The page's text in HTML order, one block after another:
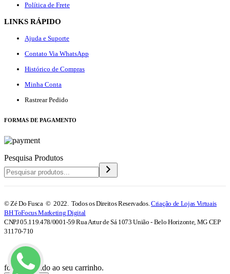
Política de Frete
LINKS RÁPIDO
Ajuda e Suporte
Contato Via WhatsApp
Histórico de Compras
Minha Conta
Rastrear Pedido
FORMAS DE PAGAMENTO
Pesquisa Produtos
© Zé Do Fusca © 2022. Todos os Direitos Reservados.Criação de Lojas Virtuais
BH ToFocus Marketing Digital
CNPJ 05.119.478/0001-59 Rua Artur de Sá 1073 União - Belo Horizonte, MG CEP
31170-710
foi adicionado ao seu carrinho.